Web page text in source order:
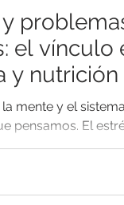
el vínculo
y nutrición
mente y el
pensamos. El